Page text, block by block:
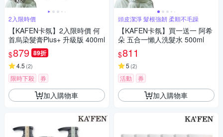
2入限時價
【KAFEN卡氛】2入限時價 何
首烏染髮膏Plus+ 升級版 400ml
$879 89折
4.5 (2)
限時下殺 券
加入購物車
頭皮潔淨 髮根強韌 柔順不毛躁
【KAFEN卡氛】買一送一 阿希
朵 五合一懶人洗髮水 500ml
$811
5 (2)
活動 券
加入購物車